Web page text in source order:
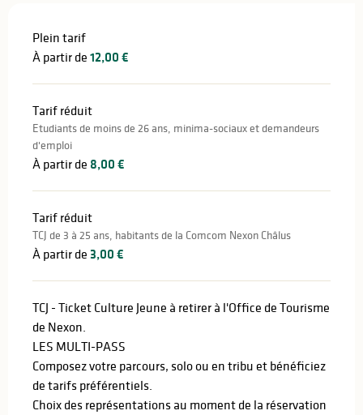
Plein tarif
À partir de 12,00 €
Tarif réduit
Etudiants de moins de 26 ans, minima-sociaux et demandeurs
d'emploi
À partir de 8,00 €
Tarif réduit
TCJ de 3 à 25 ans, habitants de la Comcom Nexon Châlus
À partir de 3,00 €
TCJ - Ticket Culture Jeune à retirer à l'Office de Tourisme
de Nexon.
LES MULTI-PASS
Composez votre parcours, solo ou en tribu et bénéficiez
de tarifs préférentiels.
Choix des représentations au moment de la réservation